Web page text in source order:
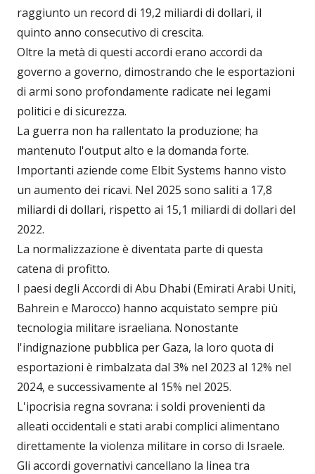
raggiunto un record di 19,2 miliardi di dollari, il
quinto anno consecutivo di crescita.
Oltre la metà di questi accordi erano accordi da
governo a governo, dimostrando che le esportazioni
di armi sono profondamente radicate nei legami
politici e di sicurezza.
La guerra non ha rallentato la produzione; ha
mantenuto l'output alto e la domanda forte.
Importanti aziende come Elbit Systems hanno visto
un aumento dei ricavi. Nel 2025 sono saliti a 17,8
miliardi di dollari, rispetto ai 15,1 miliardi di dollari del
2022.
La normalizzazione è diventata parte di questa
catena di profitto.
I paesi degli Accordi di Abu Dhabi (Emirati Arabi Uniti,
Bahrein e Marocco) hanno acquistato sempre più
tecnologia militare israeliana. Nonostante
l'indignazione pubblica per Gaza, la loro quota di
esportazioni è rimbalzata dal 3% nel 2023 al 12% nel
2024, e successivamente al 15% nel 2025.
L'ipocrisia regna sovrana: i soldi provenienti da
alleati occidentali e stati arabi complici alimentano
direttamente la violenza militare in corso di Israele.
Gli accordi governativi cancellano la linea tra